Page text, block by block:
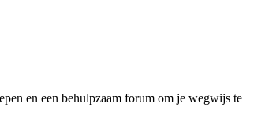
en een behulpzaam forum om je wegwijs te